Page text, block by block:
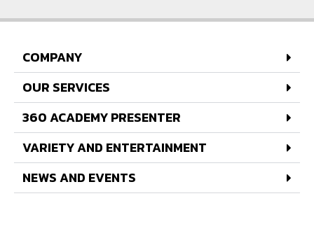
COMPANY
OUR SERVICES
360 ACADEMY PRESENTER
VARIETY AND ENTERTAINMENT
NEWS AND EVENTS